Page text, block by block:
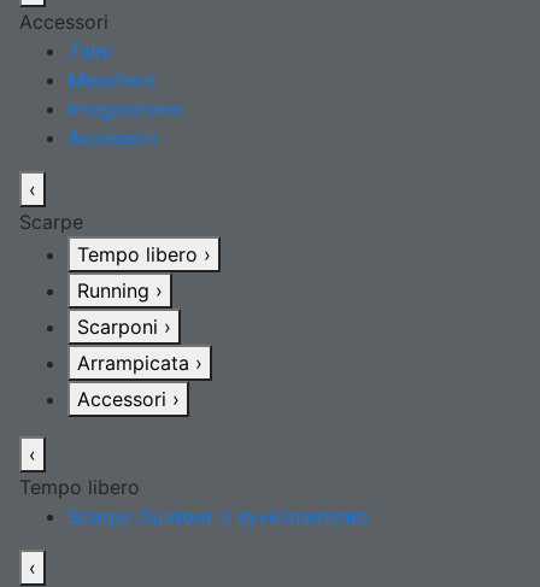
Accessori
Zaini
Maschere
Integrazione
Accessori
‹
Scarpe
Tempo libero ›
Running ›
Scarponi ›
Arrampicata ›
Accessori ›
‹
Tempo libero
Scarpe Outdoor e avvicinamento
‹